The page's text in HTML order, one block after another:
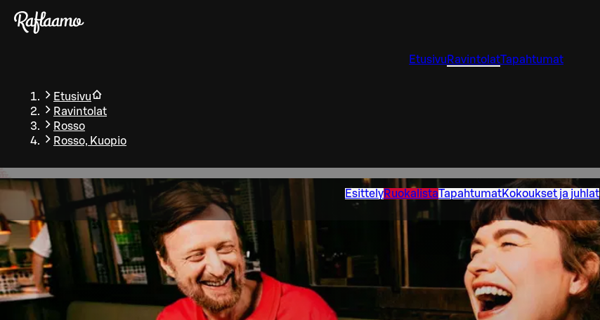
Siirry pääsisältöön
Etusivu RavintolatTapahtumat
Etusivu
Ravintolat
Rosso
Rosso, Kuopio
EsittelyRuokalistaTapahtumatKokoukset ja juhlat